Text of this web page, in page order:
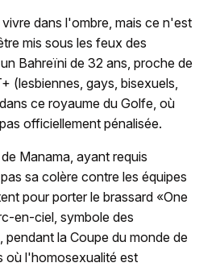
dans l'ombre, mais ce n'est
mis sous les feux des
Bahreïni de 32 ans, proche de
(lesbiennes, gays, bisexuels,
ce royaume du Golfe, où
officiellement pénalisée.
Manama, ayant requis
sa colère contre les équipes
pour porter le brassard «One
en-ciel, symbole des
la Coupe du monde de
où l'homosexualité est